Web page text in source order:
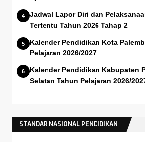
Jadwal Lapor Diri dan
Tertentu Tahun 2026 Tahap 2
Kalender Pendidikan Kota
Pelajaran 2026/2027
Kalender Pendidikan Kabupaten
Selatan Tahun Pelajaran 2026/
STANDAR NASIONAL PENDIDIKAN